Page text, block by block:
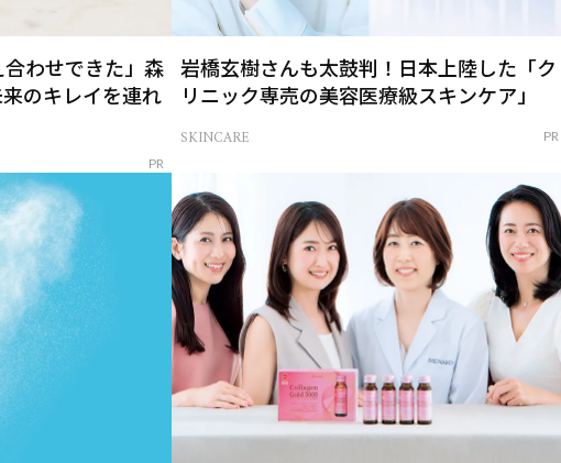
合わせできた」森
のキレイを連れ
PR
岩橋玄樹さんも太鼓判！日本上陸した「ク
リニック専売の美容医療級スキンケア」
SKINCARE PR